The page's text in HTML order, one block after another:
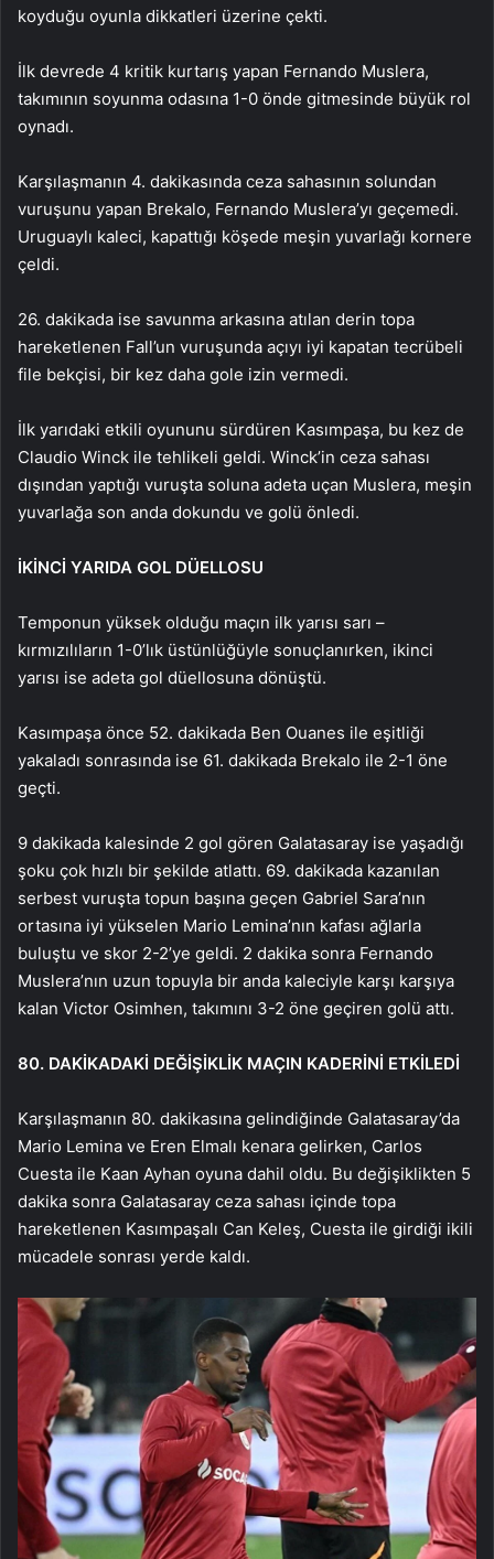
koyduğu oyunla dikkatleri üzerine çekti.
İlk devrede 4 kritik kurtarış yapan Fernando Muslera,
takımının soyunma odasına 1-0 önde gitmesinde büyük rol
oynadı.
Karşılaşmanın 4. dakikasında ceza sahasının solundan
vuruşunu yapan Brekalo, Fernando Muslera’yı geçemedi.
Uruguaylı kaleci, kapattığı köşede meşin yuvarlağı kornere
çeldi.
26. dakikada ise savunma arkasına atılan derin topa
hareketlenen Fall’un vuruşunda açıyı iyi kapatan tecrübeli
file bekçisi, bir kez daha gole izin vermedi.
İlk yarıdaki etkili oyununu sürdüren Kasımpaşa, bu kez de
Claudio Winck ile tehlikeli geldi. Winck’in ceza sahası
dışından yaptığı vuruşta soluna adeta uçan Muslera, meşin
yuvarlağa son anda dokundu ve golü önledi.
İKİNCİ YARIDA GOL DÜELLOSU
Temponun yüksek olduğu maçın ilk yarısı sarı –
kırmızılıların 1-0’lık üstünlüğüyle sonuçlanırken, ikinci
yarısı ise adeta gol düellosuna dönüştü.
Kasımpaşa önce 52. dakikada Ben Ouanes ile eşitliği
yakaladı sonrasında ise 61. dakikada Brekalo ile 2-1 öne
geçti.
9 dakikada kalesinde 2 gol gören Galatasaray ise yaşadığı
şoku çok hızlı bir şekilde atlattı. 69. dakikada kazanılan
serbest vuruşta topun başına geçen Gabriel Sara’nın
ortasına iyi yükselen Mario Lemina’nın kafası ağlarla
buluştu ve skor 2-2’ye geldi. 2 dakika sonra Fernando
Muslera’nın uzun topuyla bir anda kaleciyle karşı karşıya
kalan Victor Osimhen, takımını 3-2 öne geçiren golü attı.
80. DAKİKADAKİ DEĞİŞİKLİK MAÇIN KADERİNİ ETKİLEDİ
Karşılaşmanın 80. dakikasına gelindiğinde Galatasaray’da
Mario Lemina ve Eren Elmalı kenara gelirken, Carlos
Cuesta ile Kaan Ayhan oyuna dahil oldu. Bu değişiklikten 5
dakika sonra Galatasaray ceza sahası içinde topa
hareketlenen Kasımpaşalı Can Keleş, Cuesta ile girdiği ikili
mücadele sonrası yerde kaldı.